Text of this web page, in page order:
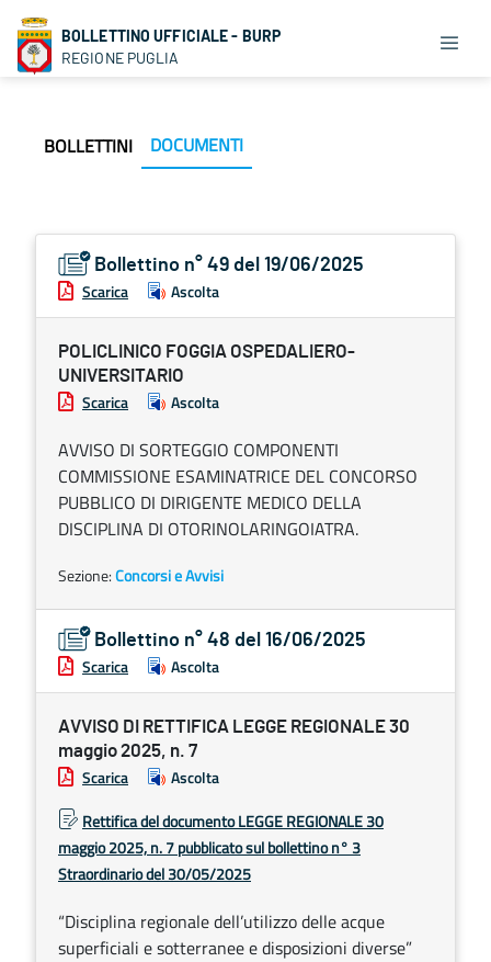
BOLLETTINO UFFICIALE - BURP
REGIONE PUGLIA
BOLLETTINI DOCUMENTI
Bollettino n° 49 del 19/06/2025
Scarica Ascolta
POLICLINICO FOGGIA OSPEDALIERO-
UNIVERSITARIO
Scarica Ascolta
AVVISO DI SORTEGGIO COMPONENTI
COMMISSIONE ESAMINATRICE DEL CONCORSO
PUBBLICO DI DIRIGENTE MEDICO DELLA
DISCIPLINA DI OTORINOLARINGOIATRA.
Sezione:Concorsi e Avvisi
Bollettino n° 48 del 16/06/2025
Scarica Ascolta
AVVISO DI RETTIFICA LEGGE REGIONALE 30
maggio 2025, n. 7
Scarica
Ascolta
Rettifica del documento LEGGE REGIONALE 30
maggio 2025, n. 7 pubblicato sul bollettino n° 3
Straordinario del 30/05/2025
“Disciplina regionale dell’utilizzo delle acque
superficiali e sotterranee e disposizioni diverse”